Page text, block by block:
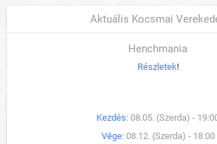
Aktuális Kocsmai
Henchmania
Részletek!
Kezdés: 08.05. (Szerda) -
Vége: 08.12. (Szerda) - 18:00